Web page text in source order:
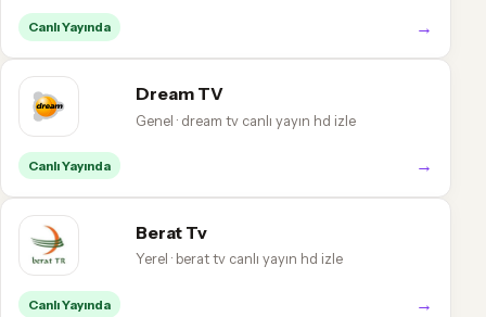
Canlı Yayında →
Dream TV
Genel · dream tv canlı yayın hd izle
Canlı Yayında →
Berat Tv
Yerel · berat tv canlı yayın hd izle
Canlı Yayında →